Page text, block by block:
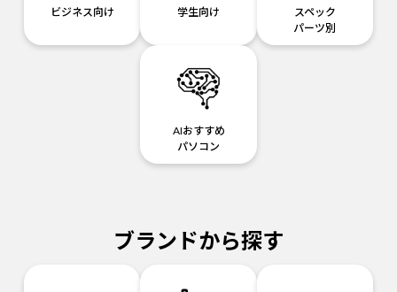
ビジネス向け 学生向け
スペック
パーツ別
AIおすすめ
パソコン
ブランドから探す